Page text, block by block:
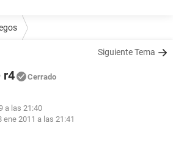
Siguiente Tema
r4 Cerrado
a las 21:40
ene 2011 a las 21:41